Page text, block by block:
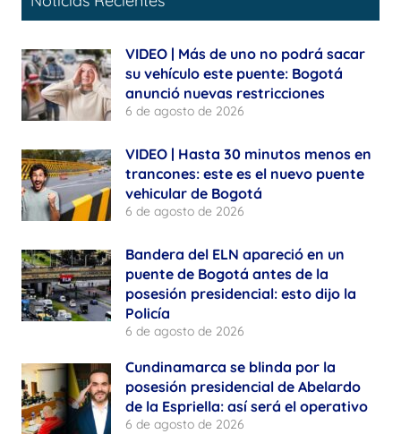
VIDEO | Más de uno no podrá sacar
su vehículo este puente: Bogotá
anunció nuevas restricciones
6 de agosto de 2026
VIDEO | Hasta 30 minutos menos en
trancones: este es el nuevo puente
vehicular de Bogotá
6 de agosto de 2026
Bandera del ELN apareció en un
puente de Bogotá antes de la
posesión presidencial: esto dijo la
Policía
6 de agosto de 2026
Cundinamarca se blinda por la
posesión presidencial de Abelardo
de la Espriella: así será el operativo
6 de agosto de 2026